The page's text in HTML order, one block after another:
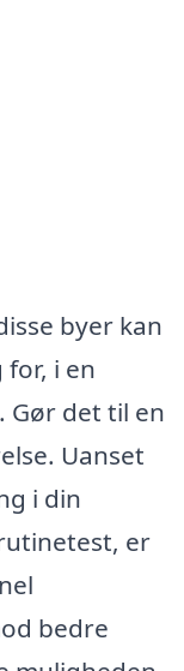
byer kan
i en
Gør det til en
Uanset
i din
er
bedre